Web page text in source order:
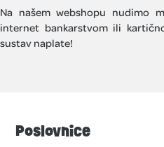
Na našem webshopu nudimo
internet bankarstvom ili
sustav naplate!
Poslovnice